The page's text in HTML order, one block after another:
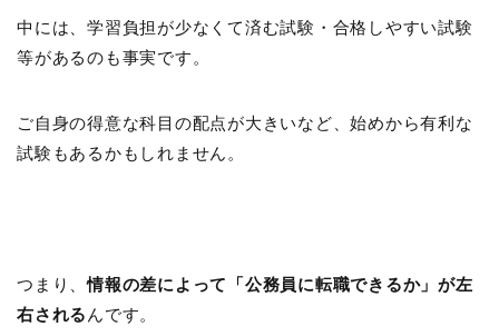
中には、学習負担が少なくて済む試験・合格しやすい試験
等があるのも事実です。
ご自身の得意な科目の配点が大きいなど、始めから有利な
試験もあるかもしれません。
つまり、情報の差によって「公務員に転職できるか」が左
右される んです。